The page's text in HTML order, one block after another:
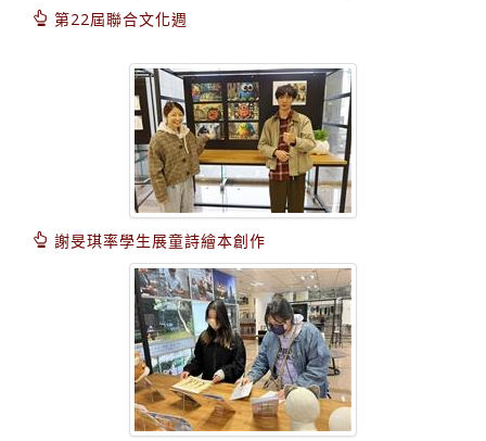
第22屆聯合文化週
謝旻琪率學生展童詩繪本創作